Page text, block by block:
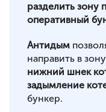
разделить зону
оперативный
Антидым
направить в
нижний шнек
задымление
бункер.